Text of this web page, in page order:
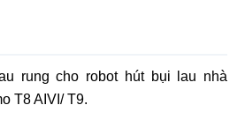
rung cho robot hút bụi lau nhà
T8 AIVI/ T9.